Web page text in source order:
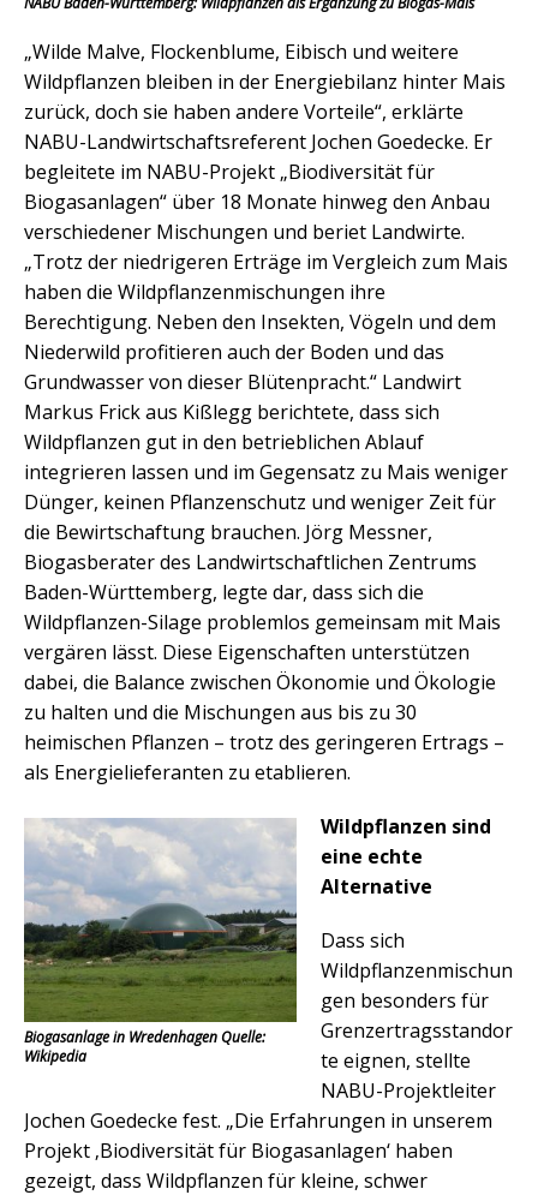
„Wilde Malve, Flockenblume, Eibisch und weitere
Wildpflanzen bleiben in der Energiebilanz hinter Mais
zurück, doch sie haben andere Vorteile“, erklärte
NABU-Landwirtschaftsreferent Jochen Goedecke. Er
begleitete im NABU-Projekt „Biodiversität für
Biogasanlagen“ über 18 Monate hinweg den Anbau
verschiedener Mischungen und beriet Landwirte.
„Trotz der niedrigeren Erträge im Vergleich zum Mais
haben die Wildpflanzenmischungen ihre
Berechtigung. Neben den Insekten, Vögeln und dem
Niederwild profitieren auch der Boden und das
Grundwasser von dieser Blütenpracht.“ Landwirt
Markus Frick aus Kißlegg berichtete, dass sich
Wildpflanzen gut in den betrieblichen Ablauf
integrieren lassen und im Gegensatz zu Mais weniger
Dünger, keinen Pflanzenschutz und weniger Zeit für
die Bewirtschaftung brauchen. Jörg Messner,
Biogasberater des Landwirtschaftlichen Zentrums
Baden-Württemberg, legte dar, dass sich die
Wildpflanzen-Silage problemlos gemeinsam mit Mais
vergären lässt. Diese Eigenschaften unterstützen
dabei, die Balance zwischen Ökonomie und Ökologie
zu halten und die Mischungen aus bis zu 30
heimischen Pflanzen – trotz des geringeren Ertrags –
als Energielieferanten zu etablieren.
Biogasanlage in Wredenhagen Quelle:
Wikipedia
Wildpflanzen sind
eine echte
Alternative
Dass sich
Wildpflanzenmischun
gen besonders für
Grenzertragsstandor
te eignen, stellte
NABU-Projektleiter
Jochen Goedecke fest. „Die Erfahrungen in unserem
Projekt ‚Biodiversität für Biogasanlagen‘ haben
gezeigt, dass Wildpflanzen für kleine, schwer